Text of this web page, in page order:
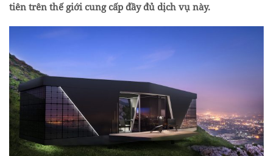
tiên trên thế giới cung cấp đầy đủ dịch vụ này.